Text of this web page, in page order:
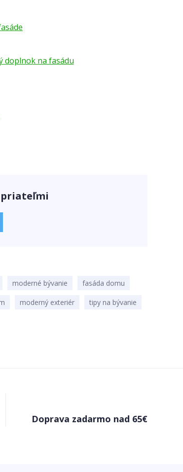
priateľmi
moderné bývanie fasáda domu
moderný exteriér tipy na bývanie
Doprava zadarmo nad 65€